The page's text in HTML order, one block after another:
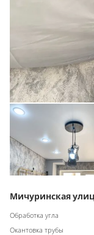
Мичуринская
Обработка угла
Окантовка трубы